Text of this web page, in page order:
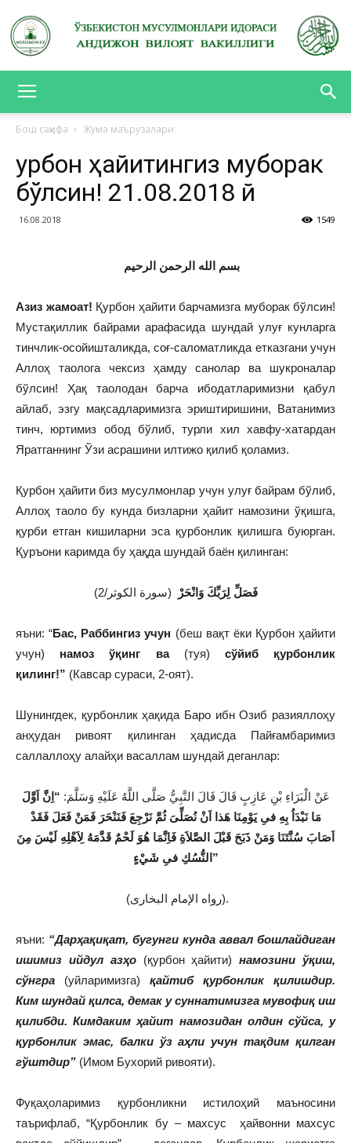
ВИЛОЯТ
Бош саҳифа Жума маърузалари
Қурбон ҳайитингиз муборак
бўлсин! 21.08.2018 й
16.08.2018 1549
بسم الله الرحمن الرحيم
Азиз жамоат! Қурбон ҳайити барчамизга муборак бўлсин!
Мустақиллик байрами арафасида шундай улуғ кунларга
тинчлик-осойишталикда, соғ-саломатликда етказгани учун
Аллоҳ таолога чексиз ҳамду санолар ва шукроналар
бўлсин! Ҳақ таолодан барча ибодатларимизни қабул
айлаб, эзгу мақсадларимизга эриштиришини, Ватанимиз
тинч, юртимиз обод бўлиб, турли хил хавфу-хатардан
Яратганнинг Ўзи асрашини илтижо қилиб қоламиз.
Қурбон ҳайити биз мусулмонлар учун улуғ байрам бўлиб,
Аллоҳ таоло бу кунда бизларни ҳайит намозини ўқишга,
қурби етган кишиларни эса қурбонлик қилишга буюрган.
Қуръони каримда бу ҳақда шундай баён қилинган:
فَصَلِّ لِرَبِّكَ وَانْحَرْ (سورة الكوثر/2)
яъни: “Бас, Раббингиз учун (беш вақт ёки Қурбон ҳайити
учун) намоз ўқинг ва (туя) сўйиб қурбонлик
қилинг!” (Кавсар сураси, 2-оят).
Шунингдек, қурбонлик ҳақида Баро ибн Озиб разияллоҳу
анҳудан ривоят қилинган ҳадисда Пайғамбаримиз
саллаллоҳу алайҳи васаллам шундай деганлар:
عَنْ الْبَرَاءِ بْنِ عَازِبٍ قَالَ قَالَ النَّبِيُّ صَلَّى اللَّهُ عَلَيْهِ وَسَلَّمَ: “اِنَّ اَوَّلَ
مَا نَبْدَاُ بِهِ فىِ يَوْمِنَا هَذا اَنْ نُصَلِّىَ ثُمَّ نَرْجِعَ فَنَنْحَرَ فَمَنْ فَعَلَ فَقَدْ
اَصَابَ سُنَّتَنَا وَمَنْ ذَبَحَ قَبْلَ الصَّلاَةِ فَاِنَّمَا هُوَ لَحْمٌ قَدَّمَهُ لِاَهْلِهِ لَيْسَ مِنَ
النُّسُكِ فىِ شَيْءٍ”
(رواه الإمام البخارى).
яъни: “Дарҳақиқат, бугунги кунда аввал бошлайдиган
ишимиз ийдул азҳо (қурбон ҳайити) намозини ўқиш,
сўнгра (уйларимизга) қайтиб қурбонлик қилишдир.
Ким шундай қилса, демак у суннатимизга мувофиқ иш
қилибди. Кимдаким ҳайит намозидан олдин сўйса, у
қурбонлик эмас, балки ўз аҳли учун тақдим қилган
гўштдир” (Имом Бухорий ривояти).
Фуқаҳоларимиз қурбонликни истилоҳий маъносини
таърифлаб, “Қурбонлик бу – махсус ҳайвонни махсус